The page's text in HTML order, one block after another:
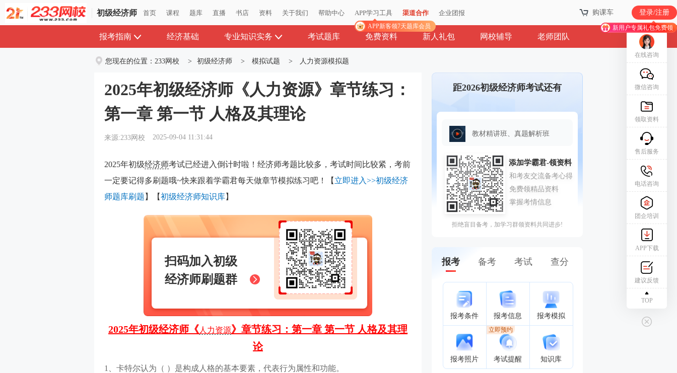
初级经济师 首页 课程 题库 直播 书店 资料 关于我们 帮助中心 APP学习工具
APP新客领7天题库会员
渠道合作 企业团报 购课车 登录/注册
新用户专属礼包免费领
报考指南 经济基础 专业知识实务 考试题库 免费资料 新人礼包 网校辅导 老师团队
您现在的位置： 233网校 > 初级经济师 > 模拟试题 > 人力资源模拟题
2025年初级经济师《人力资源》章节练习：
第一章 第一节 人格及其理论
来源:233网校 2025-09-04 11:31:44
2025年初级经济师考试已经进入倒计时啦！经济师考题比较多，考试时间比较紧，考前
一定要记得多刷题哦~快来跟着学霸君每天做章节模拟练习吧！【 立即进入>>初级经济
师题库刷题 】【初级经济师知识库】
扫码加入初级
经济师刷题群
2025年初级经济师《 人力资源》章节练习：第一章 第一节 人格及其理
论
1、卡特尔认为（ ）是构成人格的基本要素，代表行为属性和功能。
距2026初级经济师考试还有
教材精讲班、真题解析班
拒绝盲目备考，加学习群领资料共同进步!
报考 备考 考试 查分
报考条件 报考信息 报考模拟
报考照片 考试提醒
立即预约
知识库
在线咨询
微信咨询
领取资料
售后服务
电话咨询
团企培训
APP下载
建议反馈
TOP